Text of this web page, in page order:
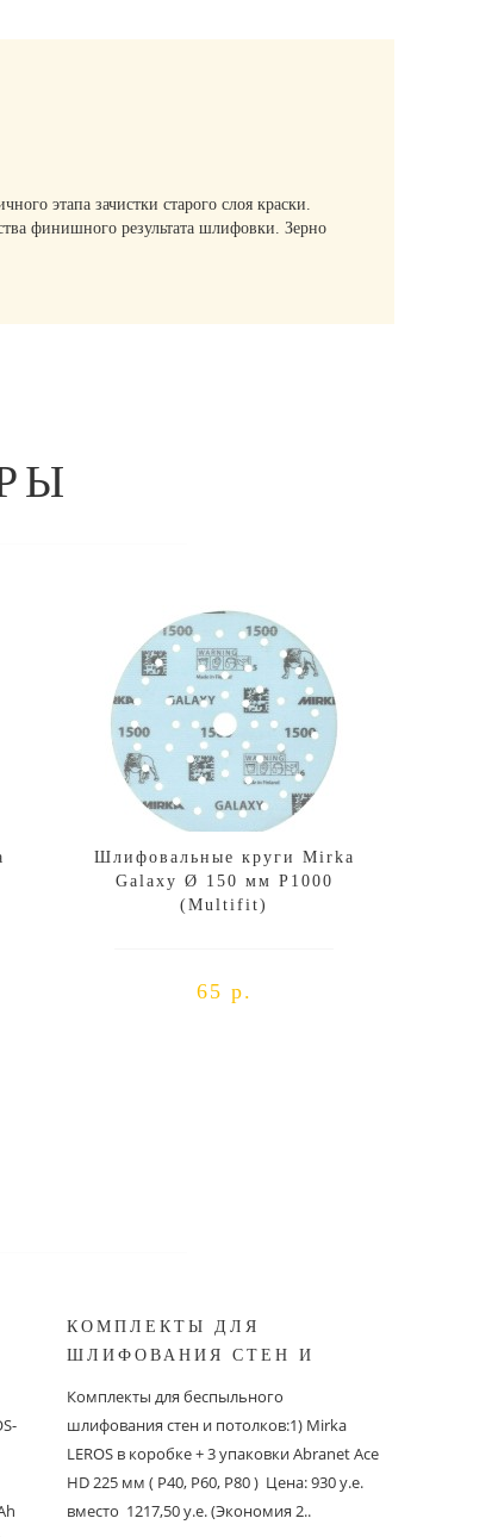
этапа зачистки старого слоя краски.
финишного результата шлифовки. Зерно
Шлифовальные круги Mirka
Galaxy Ø 150 мм P1000
(Multifit)
65 р.
КОМПЛЕКТЫ ДЛЯ
ШЛИФОВАНИЯ СТЕН И
Комплекты для беспыльного
шлифования стен и потолков:1) Mirka
LEROS в коробке + 3 упаковки Abranet Ace
HD 225 мм ( P40, P60, P80 ) Цена: 930 у.е.
вместо 1217,50 у.е. (Экономия 2..